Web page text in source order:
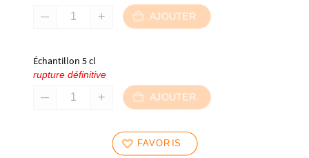
AJOUTER
Échantillon 5 cl
rupture définitive
AJOUTER
FAVORIS